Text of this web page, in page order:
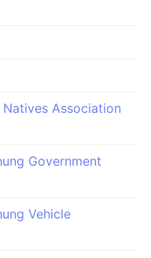
Natives Association
Government
Vehicle